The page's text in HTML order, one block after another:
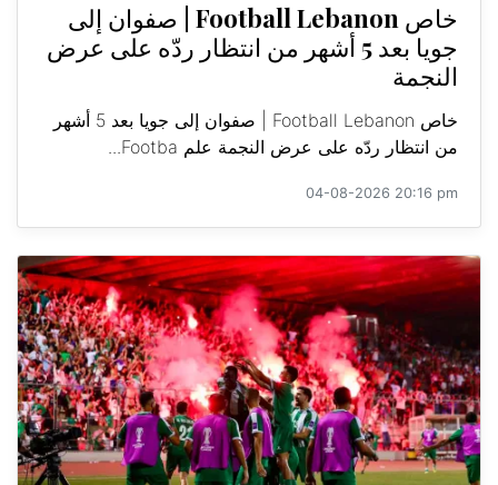
خاص Football Lebanon | صفوان إلى
جويا بعد 5 أشهر من انتظار ردّه على عرض
النجمة
خاص Football Lebanon | صفوان إلى جويا بعد 5 أشهر
من انتظار ردّه على عرض النجمة علم Footba...
04-08-2026 20:16 pm